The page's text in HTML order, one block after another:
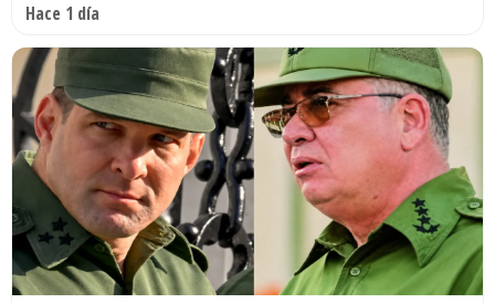
Hace 1 día